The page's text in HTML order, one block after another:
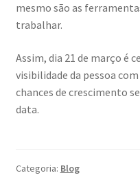
mesmo são as
trabalhar.
Assim, dia 21 de março é
visibilidade da pessoa
chances de crescimento
data.
Categoria: Blog